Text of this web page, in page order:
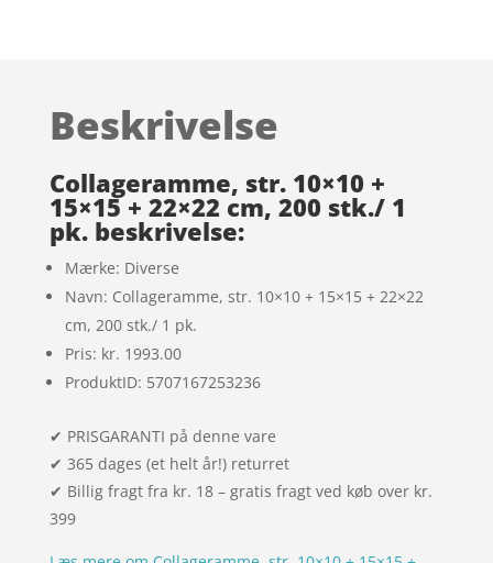
på
mmelser
Beskrivelse
Collageramme, str. 10×10 +
15×15 + 22×22 cm, 200 stk./ 1
pk. beskrivelse:
Mærke: Diverse
Navn: Collageramme, str. 10×10 + 15×15 + 22×22
cm, 200 stk./ 1 pk.
Pris: kr. 1993.00
ProduktID: 5707167253236
✔ PRISGARANTI på denne vare
✔ 365 dages (et helt år!) returret
✔ Billig fragt fra kr. 18 – gratis fragt ved køb over kr.
399